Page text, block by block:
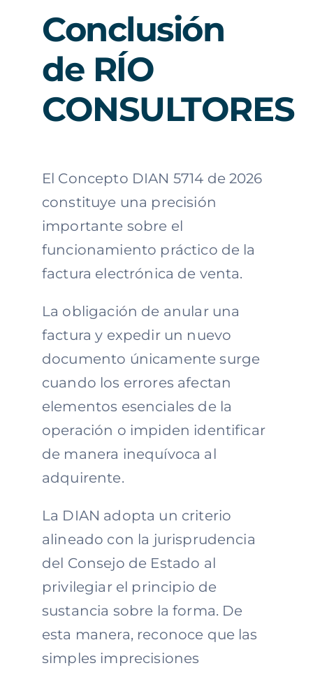
Conclusión
de RÍO
CONSULTORES
El Concepto DIAN 5714 de 2026
constituye una precisión
importante sobre el
funcionamiento práctico de la
factura electrónica de venta.
La obligación de anular una
factura y expedir un nuevo
documento únicamente surge
cuando los errores afectan
elementos esenciales de la
operación o impiden identificar
de manera inequívoca al
adquirente.
La DIAN adopta un criterio
alineado con la jurisprudencia
del Consejo de Estado al
privilegiar el principio de
sustancia sobre la forma. De
esta manera, reconoce que las
simples imprecisiones